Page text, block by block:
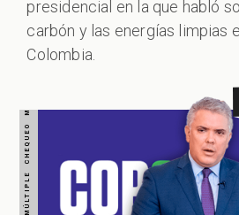
presidencial en la que habló
carbón y las energías limpias
Colombia.